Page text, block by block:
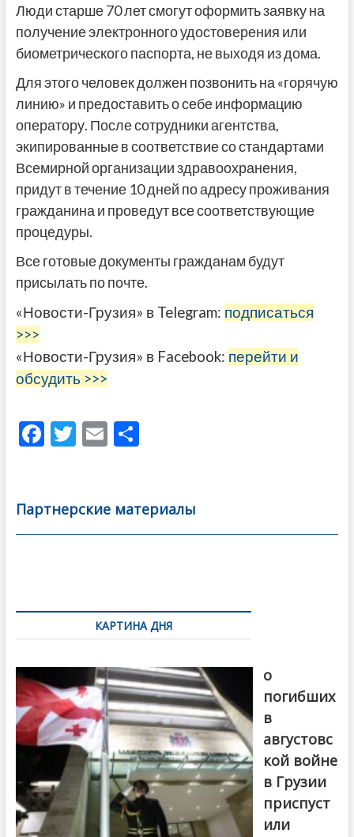
Люди старше 70 лет смогут оформить заявку на
получение электронного удостоверения или
биометрического паспорта, не выходя из дома.
Для этого человек должен позвонить на «горячую
линию» и предоставить о себе информацию
оператору. После сотрудники агентства,
экипированные в соответствие со стандартами
Всемирной организации здравоохранения,
придут в течение 10 дней по адресу проживания
гражданина и проведут все соответствующие
процедуры.
Все готовые документы гражданам будут
присылать по почте.
«Новости-Грузия» в Telegram: подписаться
>>>
«Новости-Грузия» в Facebook: перейти и
обсудить >>>
F
b
o
T
er
E
l
О
а
в
Партнерские материалы
по
записямКАРТИНА ДНЯ
о
погибших
в
августовс
кой войне
в Грузии
приспуст
или